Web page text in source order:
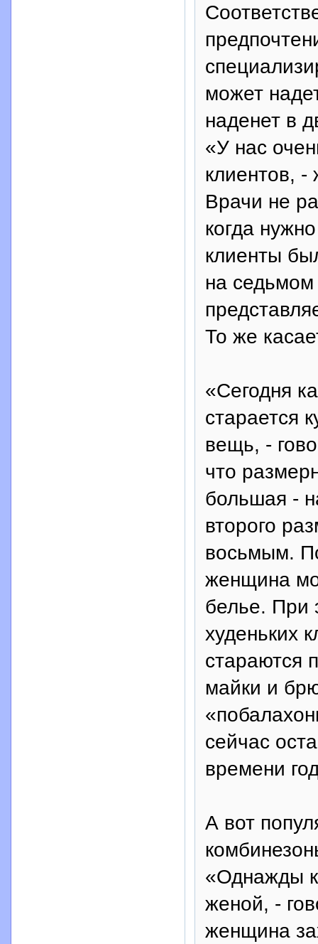
может
наденет в
«У нас
клиентов,
Врачи не
когда
клиенты
на
То же
«Сегодня
старается
вещь, -
что
большая -
второго
восьмым.
женщина
белье. При
худеньких
стараются
майки и
сейчас
времени
А вот
«Однажды
женой, -
женщина